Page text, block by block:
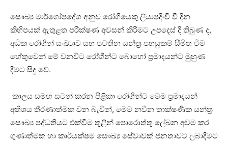
සෞඛ්‍ය මාර්ගෝපදේශ අනුව රෝගියෙකු ලියාපදිංචි වී දින
කිහිපයක් ඇතුළත පරීක්ෂණ අවසන් කිරීමට උපදෙස් දී තිබුණ ද,
අධික රෝගීන් සංඛ්‍යාව සහ පවතින යන්ත්‍ර පහසුකම් සීමිත වීම
හේතුවෙන් මේ වනවිට රෝගීන්ට බොහෝ ප්‍රමාදයන්ට මුහුණ
දීමට සිදු වේ.
කාලය සමඟ සටන් කරන පිළිකා රෝගීන්ට මෙම ප්‍රමාදයන්
අතිශය තීරණාත්මක වන බැවින්, මෙම නවීන තාක්ෂණික යන්ත්‍ර
සෞඛ්‍ය පද්ධතියට එක්වීම තුළින් පොරොත්තු ලේඛන අවම කර
ගුණාත්මක හා කාර්යක්ෂම සෞඛ්‍ය සේවාවක් ජනතාවට ලබාදීමට